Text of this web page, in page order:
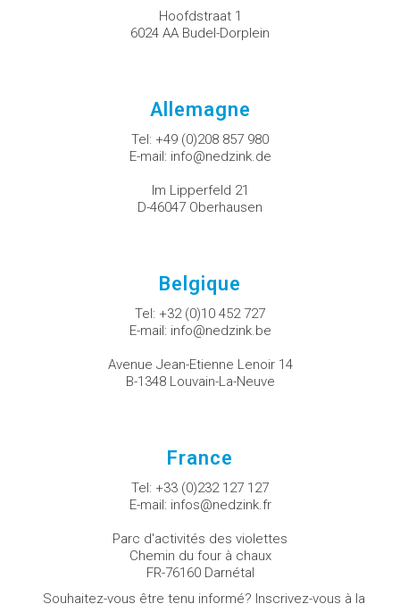
Hoofdstraat 1
6024 AA Budel-Dorplein
Allemagne
Tel: +49 (0)208 857 980
E-mail: info@nedzink.de
Im Lipperfeld 21
D-46047 Oberhausen
Belgique
Tel: +32 (0)10 452 727
E-mail: info@nedzink.be
Avenue Jean-Etienne Lenoir 14
B-1348 Louvain-La-Neuve
France
Tel: +33 (0)232 127 127
E-mail: infos@nedzink.fr
Parc d'activités des violettes
Chemin du four à chaux
FR-76160 Darnétal
Souhaitez-vous être tenu informé? Inscrivez-vous à la